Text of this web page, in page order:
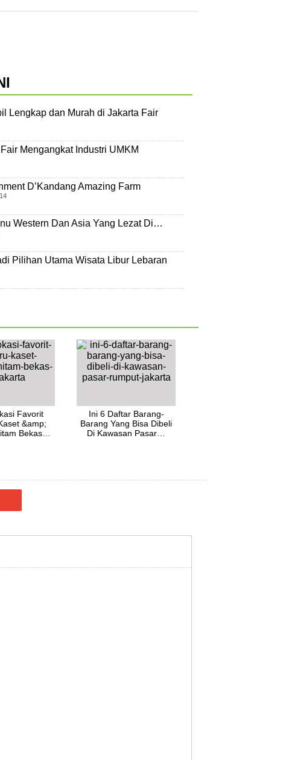
Lengkap dan Murah di Jakarta Fair
Mengangkat Industri UMKM
D’Kandang Amazing Farm
Western Dan Asia Yang Lezat Di…
Pilihan Utama Wisata Libur Lebaran
Favorit
&amp;
Bekas…
Ini 6 Daftar Barang-
Barang Yang Bisa Dibeli
Di Kawasan Pasar…